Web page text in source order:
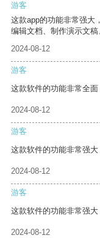
游客
这款app的功能非常强大
编辑文档、制作演示文稿
2024-08-12
游客
这款软件的功能非常全面
2024-08-12
游客
这款软件的功能非常强大
2024-08-12
游客
这款软件的功能非常强大
2024-08-12